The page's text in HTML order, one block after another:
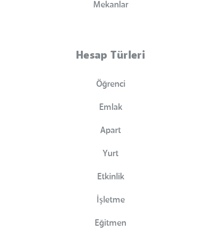
Mekanlar
Hesap Türleri
Öğrenci
Emlak
Apart
Yurt
Etkinlik
İşletme
Eğitmen